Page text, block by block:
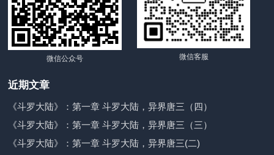
微信公众号 微信客服
近期文章
《斗罗大陆》：第一章 斗罗大陆，异界唐三（四）
《斗罗大陆》：第一章 斗罗大陆，异界唐三（三）
《斗罗大陆》：第一章 斗罗大陆，异界唐三(二)